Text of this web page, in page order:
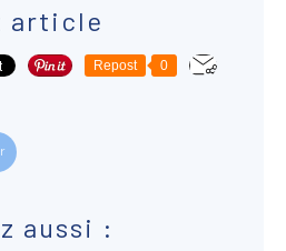
article
Repost 0
aussi :